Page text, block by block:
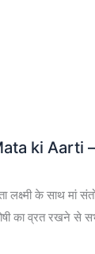
ki Aarti –
लक्ष्मी के साथ मां
का व्रत रखने से